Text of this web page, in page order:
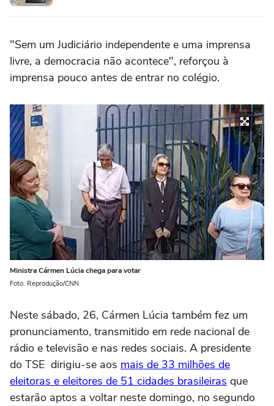
"Sem um Judiciário independente e uma imprensa
livre, a democracia não acontece", reforçou à
imprensa pouco antes de entrar no colégio.
Ministra Cármen Lúcia chega para votar
Foto: Reprodução/CNN
Neste sábado, 26, Cármen Lúcia também fez um
pronunciamento, transmitido em rede nacional de
rádio e televisão e nas redes sociais. A presidente
do TSE dirigiu-se aos mais de 33 milhões de
eleitoras e eleitores de 51 cidades brasileiras que
estarão aptos a voltar neste domingo, no segundo